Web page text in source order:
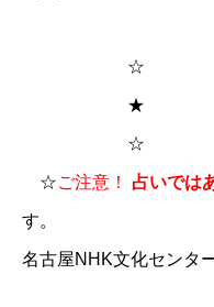
☆
★
☆
​☆ご注意！ 占いでは
す。
名古屋NHK文化センタ